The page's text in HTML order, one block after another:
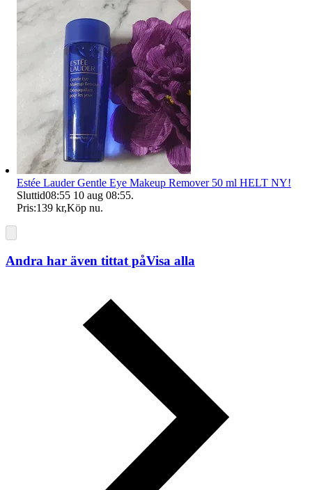
Estée Lauder Gentle Eye Makeup Remover 50 ml HELT NY!
Sluttid08:55 10 aug 08:55.
Pris:139 kr,Köp nu.
Andra har även tittat påVisa alla